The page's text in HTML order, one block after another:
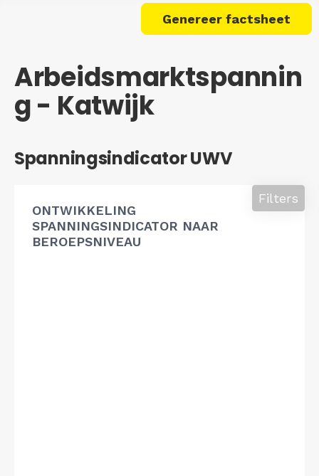
Genereer factsheet
Arbeidsmarktspannin
g - Katwijk
Spanningsindicator UWV
ONTWIKKELING
SPANNINGSINDICATOR NAAR
BEROEPSNIVEAU
Filters